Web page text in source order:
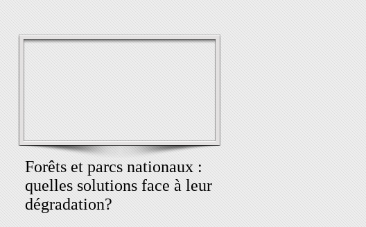
Forêts et parcs nationaux :
quelles solutions face à leur
dégradation?